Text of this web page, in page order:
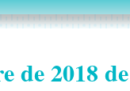
de 2018